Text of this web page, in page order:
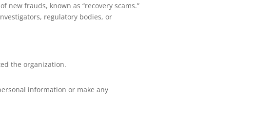
new frauds, known as “recovery scams.”
regulatory bodies, or
the organization.
information or make any